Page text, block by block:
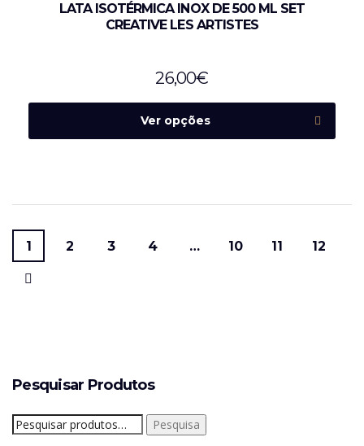
LATA ISOTÉRMICA INOX DE 500 ML SET
CREATIVE LES ARTISTES
26,00€
Ver opções
1 2 3 4 … 10 11 12
Pesquisar Produtos
Pesquisar
por:
Pesquisa